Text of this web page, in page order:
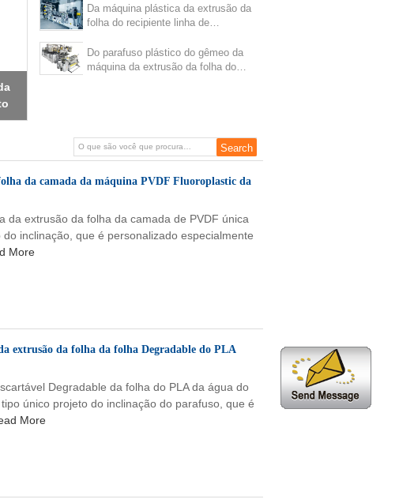
copo da água
Da máquina plástica da extrusão da
folha do recipiente linha de
camada multi
Do parafuso plástico do gêmeo da
máquina da extrusão da folha do
da camada da máquina PVDF Fluoroplastic da
da extrusão da folha da camada de PVDF única
inclinação, que é personalizado especialmente
More
extrusão da folha da folha Degradable do PLA
Degradable da folha do PLA da água do
único projeto do inclinação do parafuso, que é
More